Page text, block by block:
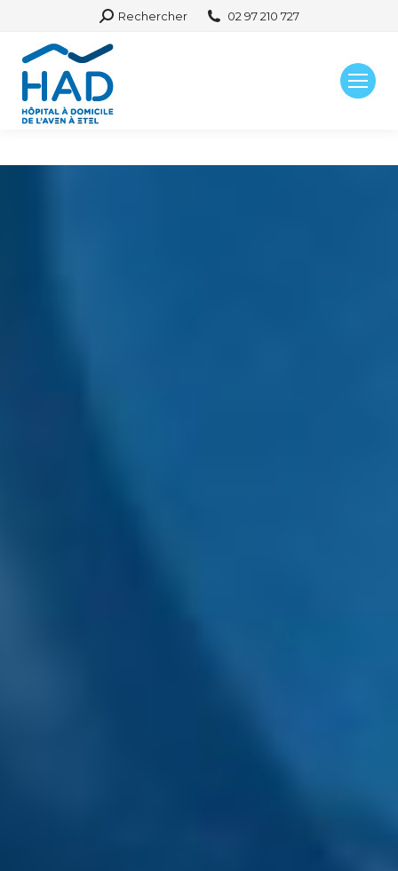
Search:
Rechercher 02 97 210 727